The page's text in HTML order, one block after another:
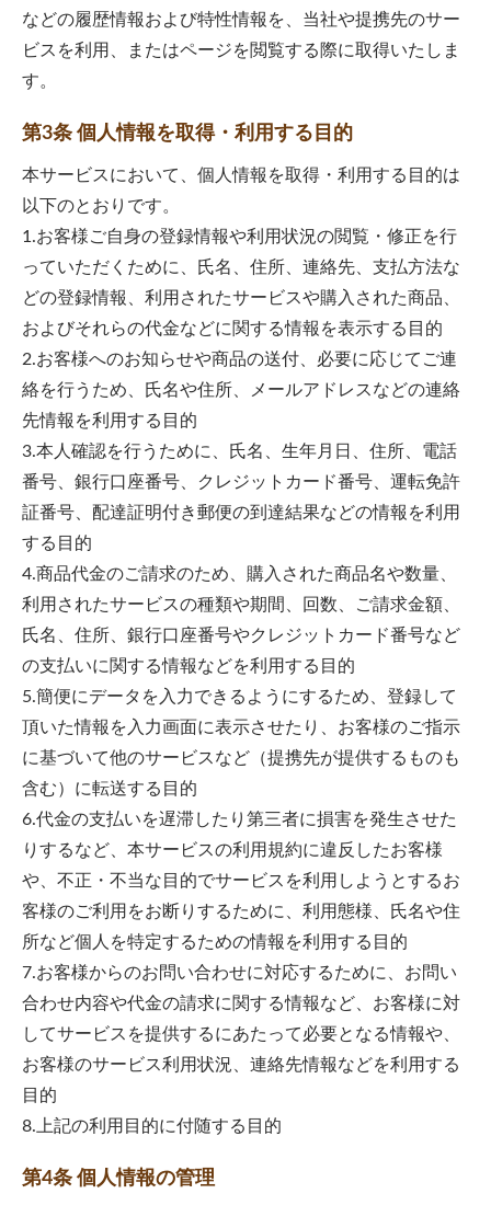
などの履歴情報および特性情報を、当社や提携先のサー
ビスを利用、またはページを閲覧する際に取得いたしま
す。
第3条 個人情報を取得・利用する目的
本サービスにおいて、個人情報を取得・利用する目的は
以下のとおりです。
1.お客様ご自身の登録情報や利用状況の閲覧・修正を行
っていただくために、氏名、住所、連絡先、支払方法な
どの登録情報、利用されたサービスや購入された商品、
およびそれらの代金などに関する情報を表示する目的
2.お客様へのお知らせや商品の送付、必要に応じてご連
絡を行うため、氏名や住所、メールアドレスなどの連絡
先情報を利用する目的
3.本人確認を行うために、氏名、生年月日、住所、電話
番号、銀行口座番号、クレジットカード番号、運転免許
証番号、配達証明付き郵便の到達結果などの情報を利用
する目的
4.商品代金のご請求のため、購入された商品名や数量、
利用されたサービスの種類や期間、回数、ご請求金額、
氏名、住所、銀行口座番号やクレジットカード番号など
の支払いに関する情報などを利用する目的
5.簡便にデータを入力できるようにするため、登録して
頂いた情報を入力画面に表示させたり、お客様のご指示
に基づいて他のサービスなど（提携先が提供するものも
含む）に転送する目的
6.代金の支払いを遅滞したり第三者に損害を発生させた
りするなど、本サービスの利用規約に違反したお客様
や、不正・不当な目的でサービスを利用しようとするお
客様のご利用をお断りするために、利用態様、氏名や住
所など個人を特定するための情報を利用する目的
7.お客様からのお問い合わせに対応するために、お問い
合わせ内容や代金の請求に関する情報など、お客様に対
してサービスを提供するにあたって必要となる情報や、
お客様のサービス利用状況、連絡先情報などを利用する
目的
8.上記の利用目的に付随する目的
第4条 個人情報の管理